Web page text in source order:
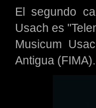
El segundo
Usach es
Musicum
Antigua (FIMA).